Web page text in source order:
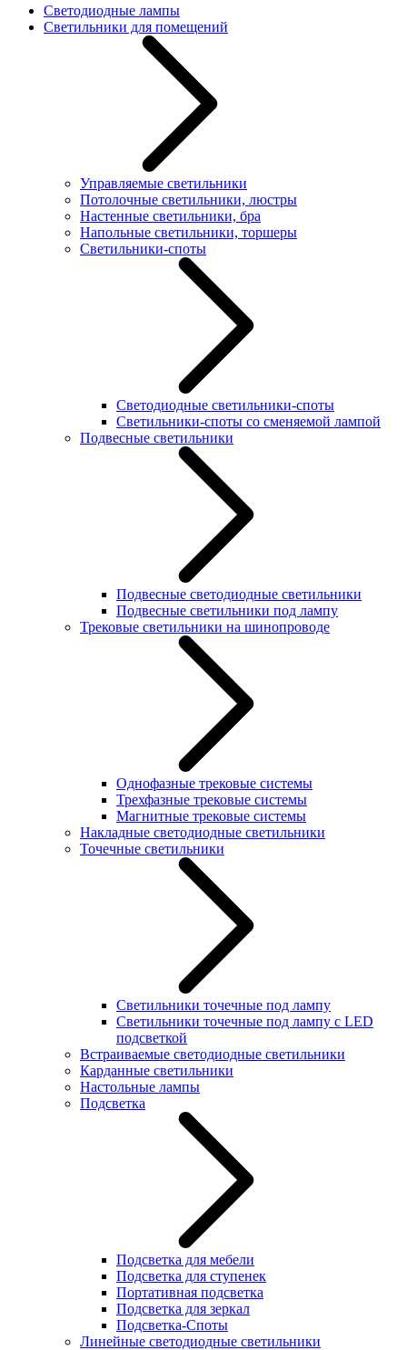
Светодиодные лампы
Светильники для помещений
Управляемые светильники
Потолочные светильники, люстры
Настенные светильники, бра
Напольные светильники, торшеры
Светильники-споты
Светодиодные светильники-споты
Светильники-споты со сменяемой лампой
Подвесные светильники
Подвесные светодиодные светильники
Подвесные светильники под лампу
Трековые светильники на шинопроводе
Однофазные трековые системы
Трехфазные трековые системы
Магнитные трековые системы
Накладные светодиодные светильники
Точечные светильники
Светильники точечные под лампу
Светильники точечные под лампу с LED
подсветкой
Встраиваемые светодиодные светильники
Карданные светильники
Настольные лампы
Подсветка
Подсветка для мебели
Подсветка для ступенек
Портативная подсветка
Подсветка для зеркал
Подсветка-Споты
Линейные светодиодные светильники